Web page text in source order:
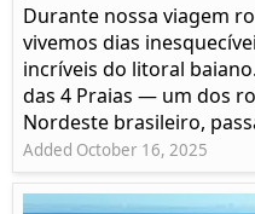
Durante nossa viagem
vivemos dias
incríveis do litoral
das 4 Praias — um dos
Nordeste brasileiro,
Added October 16, 2025